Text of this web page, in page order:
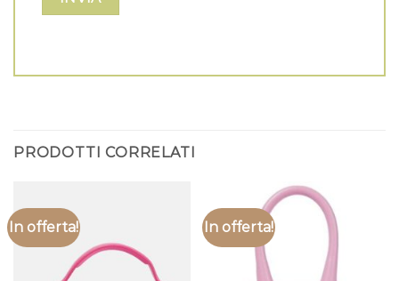
PRODOTTI CORRELATI
In offerta! In offerta!